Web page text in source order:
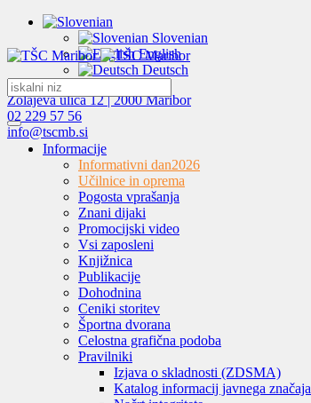
Slovenian
English
Deutsch
Zolajeva ulica 12 | 2000 Maribor
02 229 57 56
info@tscmb.si
Informacije
Informativni dan2026
Učilnice in oprema
Pogosta vprašanja
Znani dijaki
Promocijski video
Vsi zaposleni
Knjižnica
Publikacije
Dohodnina
Ceniki storitev
Športna dvorana
Celostna grafična podoba
Pravilniki
Izjava o skladnosti (ZDSMA)
Katalog informacij javnega značaja